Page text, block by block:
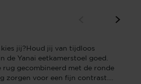
jij?Houd jij van tijdloos
de Yanai eetkamerstoel goed.
rug gecombineerd met de ronde
zorgen voor een fijn contrast.